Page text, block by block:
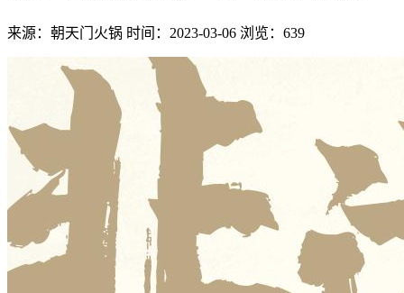
来源：朝天门火锅 时间：2023-03-06 浏览：639